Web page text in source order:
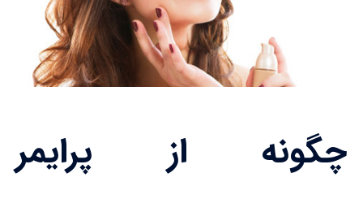
چگونه از پرایمر